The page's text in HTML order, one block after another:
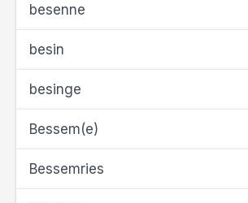
besenne
besin
besinge
Bessem(e)
Bessemries